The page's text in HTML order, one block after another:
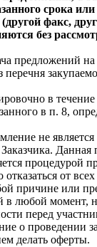
срока
факс,
без
предложений
перечня
в
в п. 8,
не
Данная
процедурой
отказаться от
причине или
в любой момент,
перед
о проведении
делать оферты.